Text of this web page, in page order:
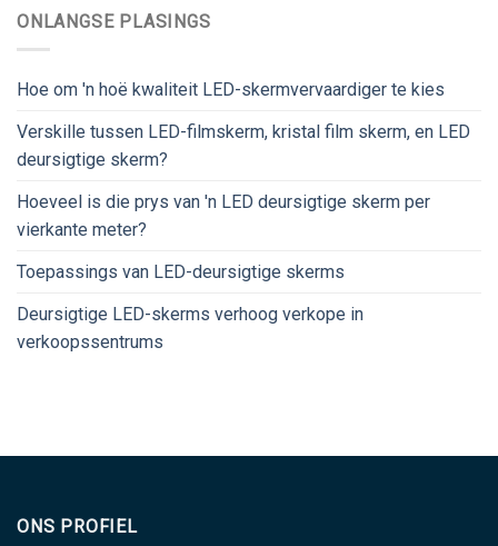
ONLANGSE PLASINGS
Hoe om 'n hoë kwaliteit LED-skermvervaardiger te kies
Verskille tussen LED-filmskerm, kristal film skerm, en LED
deursigtige skerm?
Hoeveel is die prys van 'n LED deursigtige skerm per
vierkante meter?
Toepassings van LED-deursigtige skerms
Deursigtige LED-skerms verhoog verkope in
verkoopssentrums
ONS PROFIEL